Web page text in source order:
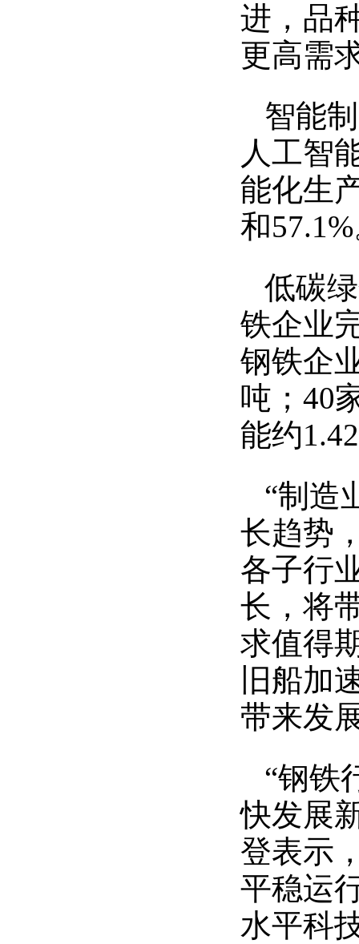
进，品
更高需
智能
人工智
能化生
和
低碳
铁企业
钢铁企
吨；40
能约
“制造
长趋势
各子行
长，将
求值得
旧船加
带来发
“钢铁
快发展
登表示
平稳运
水平科